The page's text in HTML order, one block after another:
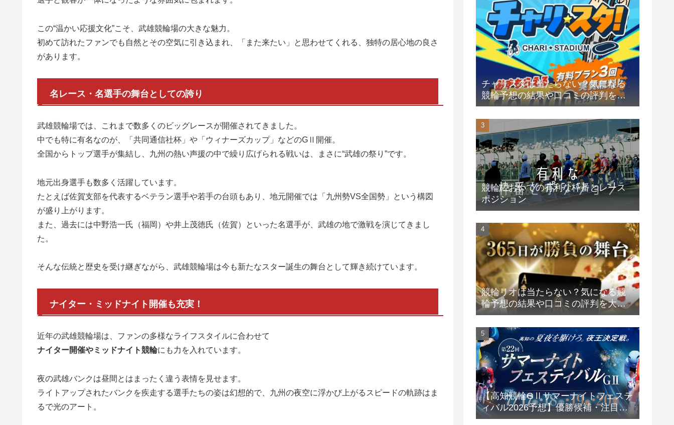
この“温かい応援文化”こそ、武雄競輪場の大きな魅力。
初めて訪れたファンでも自然とその空気に引き込まれ、「また来たい」と思わせてくれる、独特の居心地の良さ
があります。
名レース・名選手の舞台としての誇り
武雄競輪場では、これまで数多くのビッグレースが開催されてきました。
中でも特に有名なのが、「共同通信社杯」や「ウィナーズカップ」などのGⅡ開催。
全国からトップ選手が集結し、九州の熱い声援の中で繰り広げられる戦いは、まさに“武雄の祭り”です。
地元出身選手も数多く活躍しています。
たとえば佐賀支部を代表するベテラン選手や若手の台頭もあり、地元開催では「九州勢VS全国勢」という構図
が盛り上がります。
また、過去には中野浩一氏（福岡）や井上茂徳氏（佐賀）といった名選手が、武雄の地で激戦を演じてきまし
た。
そんな伝統と歴史を受け継ぎながら、武雄競輪場は今も新たなスター誕生の舞台として輝き続けています。
ナイター・ミッドナイト開催も充実！
近年の武雄競輪場は、ファンの多様なライフスタイルに合わせて
ナイター開催やミッドナイト競輪にも力を入れています。
夜の武雄バンクは昼間とはまったく違う表情を見せます。
ライトアップされたバンクを疾走する選手たちの姿は幻想的で、九州の夜空に浮かび上がるスピードの軌跡はま
るで光のアート。
チャリスタは当たらない？気になる
競輪予想の結果や口コミの評判を大
公開
競輪においての有利な枠番とレース
ポジション
競輪リオは当たらない？気になる競
輪予想の結果や口コミの評判を大公
開
【高知競輪GⅡサマーナイトフェステ
ィバル2026予想】優勝候補・注目選
手を徹底考察！脇本雄太・古性優